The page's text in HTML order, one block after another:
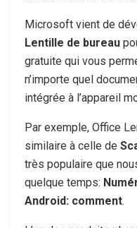
Microsoft vient de
Lentille de bureau
gratuite qui vous
n’importe quel
intégrée à l’appareil
Par exemple, Office
similaire à celle de
très populaire que
quelque temps:
Android: comment.